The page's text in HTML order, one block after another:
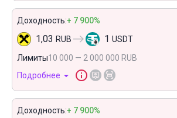
Доходность:+ 7 900%
1,03 RUB 1 USDT
Лимиты10 000 — 2 000 000 RUB
Подробнее
Доходность:+ 7 900%